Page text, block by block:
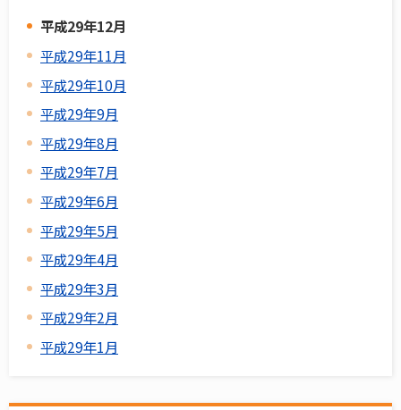
平成29年12月
平成29年11月
平成29年10月
平成29年9月
平成29年8月
平成29年7月
平成29年6月
平成29年5月
平成29年4月
平成29年3月
平成29年2月
平成29年1月